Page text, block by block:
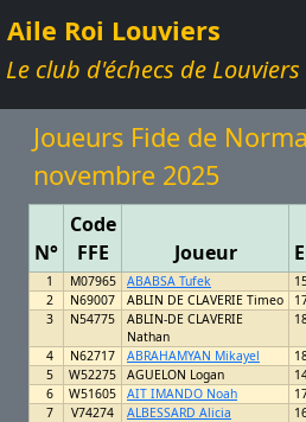
Aile Roi Louviers
Le club d'échecs de Louviers
Joueurs Fide de
novembre 2025
N°
Code
FFE
Joueur
1 M07965 ABABSA Tufek
2
N69007 ABLIN DE CLAVERIE Timeo
3
N54775
ABLIN-DE CLAVERIE
Nathan
4 N62717 ABRAHAMYAN Mikayel
5
W52275 AGUELON Logan
6
W51605 AIT IMANDO Noah
7
V74274 ALBESSARD Alicia